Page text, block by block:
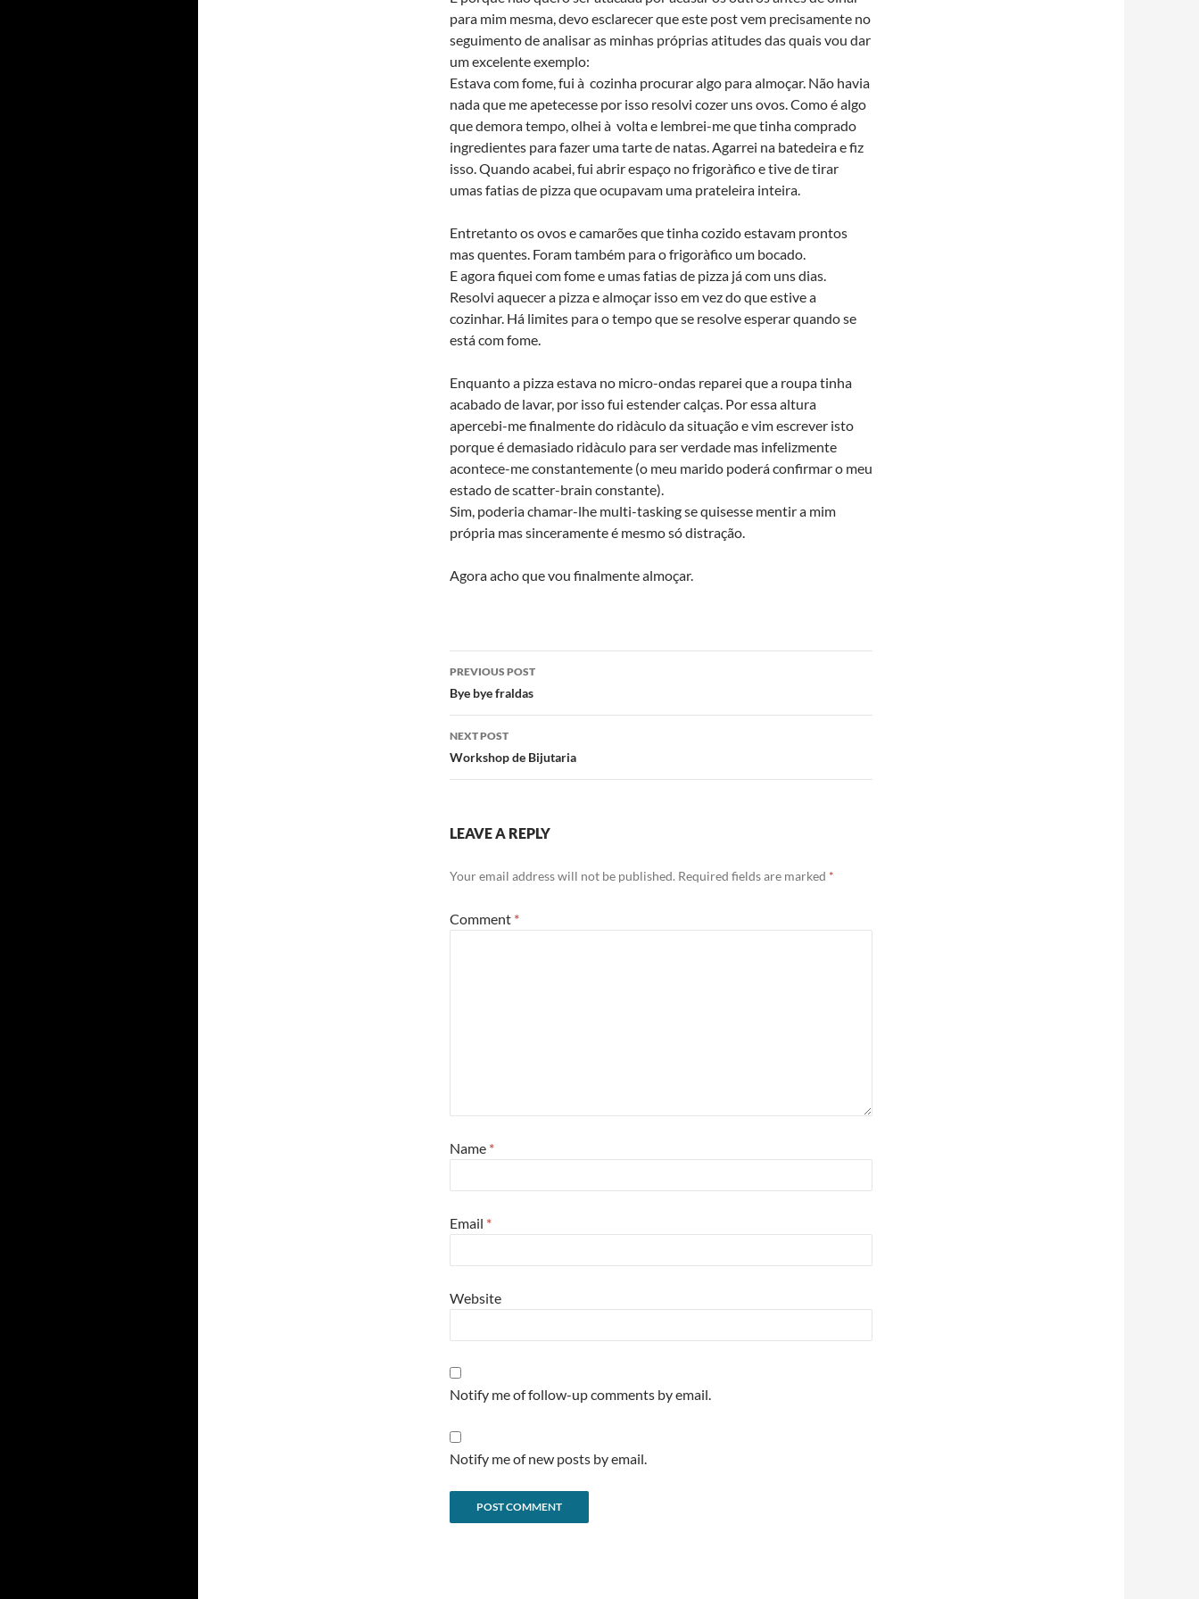
para mim mesma, devo esclarecer que este post vem precisamente no
seguimento de analisar as minhas próprias atitudes das quais vou dar
um excelente exemplo:
Estava com fome, fui à cozinha procurar algo para almoçar. Não havia
nada que me apetecesse por isso resolvi cozer uns ovos. Como é algo
que demora tempo, olhei à volta e lembrei-me que tinha comprado
ingredientes para fazer uma tarte de natas. Agarrei na batedeira e fiz
isso. Quando acabei, fui abrir espaço no frigorà­fico e tive de tirar
umas fatias de pizza que ocupavam uma prateleira inteira.
Entretanto os ovos e camarões que tinha cozido estavam prontos
mas quentes. Foram também para o frigorà­fico um bocado.
E agora fiquei com fome e umas fatias de pizza já com uns dias.
Resolvi aquecer a pizza e almoçar isso em vez do que estive a
cozinhar. Há limites para o tempo que se resolve esperar quando se
está com fome.
Enquanto a pizza estava no micro-ondas reparei que a roupa tinha
acabado de lavar, por isso fui estender calças. Por essa altura
apercebi-me finalmente do ridà­culo da situação e vim escrever isto
porque é demasiado ridà­culo para ser verdade mas infelizmente
acontece-me constantemente (o meu marido poderá confirmar o meu
estado de scatter-brain constante).
Sim, poderia chamar-lhe multi-tasking se quisesse mentir a mim
própria mas sinceramente é mesmo só distração.
Agora acho que vou finalmente almoçar.
Post
navigation
PREVIOUS POST
Bye bye fraldas
NEXT POST
Workshop de Bijutaria
LEAVE A REPLY
Your email address will not be published. Required fields are marked *
Comment *
Name *
Email *
Website
Notify me of follow-up comments by email.
Notify me of new posts by email.